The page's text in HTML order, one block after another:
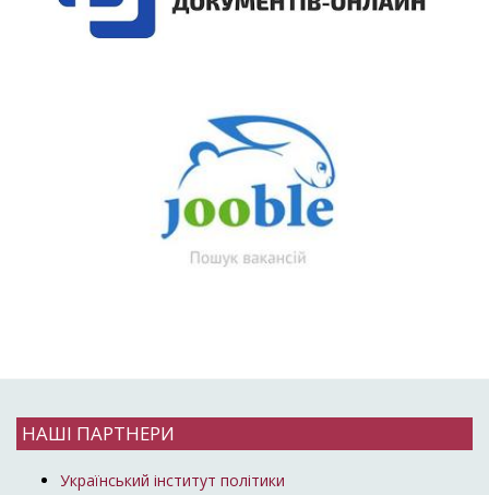
НАШІ ПАРТНЕРИ
Український інститут політики